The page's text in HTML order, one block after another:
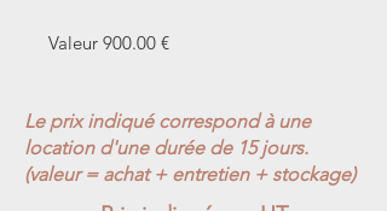
Valeur 900.00 €
Le prix indiqué correspond à une
location d'une durée de 15 jours.
(valeur = achat + entretien + stockage)